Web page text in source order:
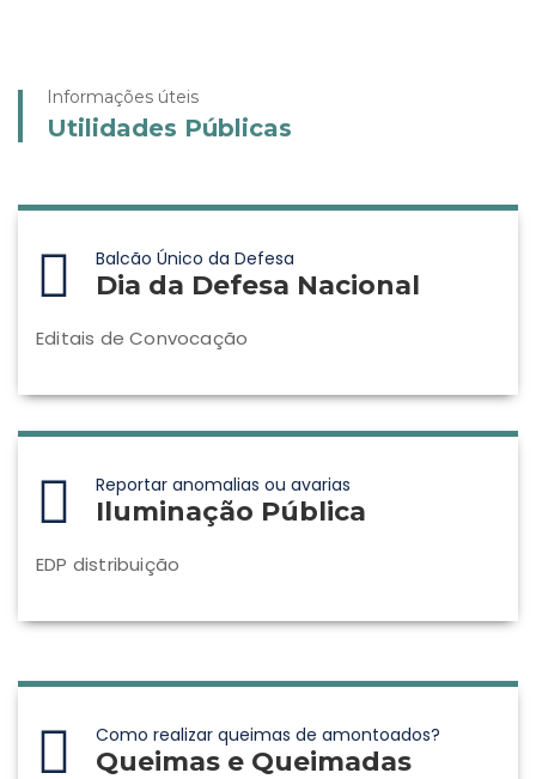
Informações úteis
Utilidades Públicas
Balcão Único da Defesa
Dia da Defesa Nacional
Editais de Convocação
Reportar anomalias ou avarias
Iluminação Pública
EDP distribuição
Como realizar queimas de amontoados?
Queimas e Queimadas